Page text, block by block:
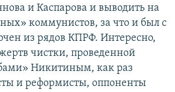
и Каспарова и выводить на
коммунистов, за что и был с
из рядов КПРФ. Интересно,
чистки, проведенной
Никитиным, как раз
и реформисты, оппоненты